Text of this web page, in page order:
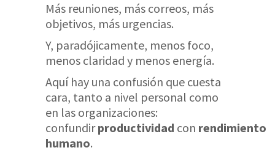
Más reuniones, más correos, más
objetivos, más urgencias.
Y, paradójicamente, menos foco,
menos claridad y menos energía.
Aquí hay una confusión que cuesta
cara, tanto a nivel personal como
en las organizaciones:
confundirproductividad con rendimiento
humano.